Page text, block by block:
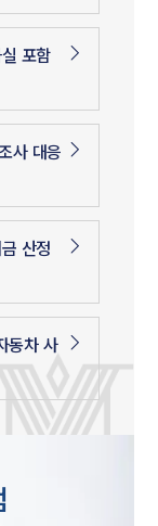
포함
사 대응
산정
동차 사